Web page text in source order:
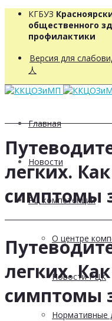
КГБУЗ
общественного
профилактики
Версия для
人
Главная
Новости
РЦ компетенций
О центре
Новости РЦК
Нормативные
легких.
симптомы
легких.
симптомы